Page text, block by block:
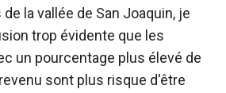
la vallée de San Joaquin, je
trop évidente que les
un pourcentage plus élevé de
sont plus risque d'être